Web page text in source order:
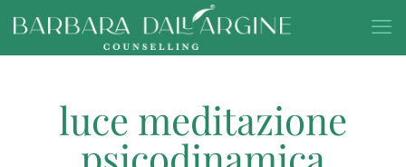
luce meditazione